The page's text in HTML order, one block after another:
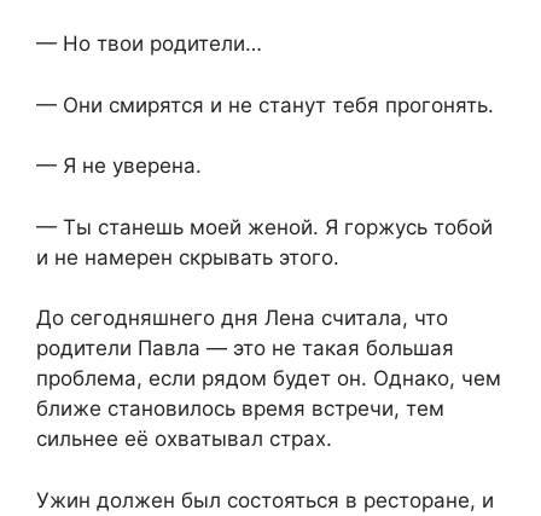
— Но твои родители…
— Они смирятся и не станут тебя прогонять.
— Я не уверена.
— Ты станешь моей женой. Я горжусь тобой
и не намерен скрывать этого.
До сегодняшнего дня Лена считала, что
родители Павла — это не такая большая
проблема, если рядом будет он. Однако, чем
ближе становилось время встречи, тем
сильнее её охватывал страх.
Ужин должен был состояться в ресторане, и